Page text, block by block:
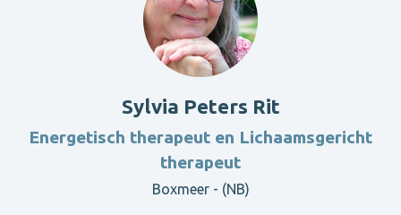
Sylvia Peters Rit
Energetisch therapeut en Lichaamsgericht
therapeut
Boxmeer - (NB)